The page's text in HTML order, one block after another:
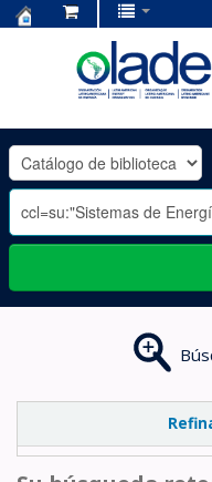
OLADE
-